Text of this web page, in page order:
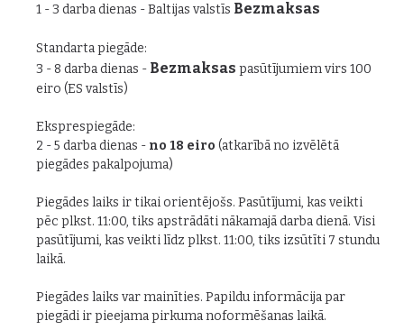
1 - 3 darba dienas - Baltijas valstīs Bezmaksas
Standarta piegāde:
3 - 8 darba dienas - Bezmaksas pasūtījumiem virs 100
eiro (ES valstīs)
Eksprespiegāde:
2 - 5 darba dienas - no 18 eiro (atkarībā no izvēlētā
piegādes pakalpojuma)
Piegādes laiks ir tikai orientējošs. Pasūtījumi, kas veikti
pēc plkst. 11:00, tiks apstrādāti nākamajā darba dienā. Visi
pasūtījumi, kas veikti līdz plkst. 11:00, tiks izsūtīti 7 stundu
laikā.
Piegādes laiks var mainīties. Papildu informācija par
piegādi ir pieejama pirkuma noformēšanas laikā.